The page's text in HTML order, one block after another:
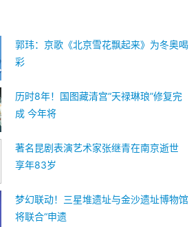
郭玮：京歌《北京雪花飘起来》为冬奥喝
彩
历时8年！国图藏清宫“天禄琳琅”修复完
成 今年将
著名昆剧表演艺术家张继青在南京逝世
享年83岁
梦幻联动！三星堆遗址与金沙遗址博物馆
将联合“申遗